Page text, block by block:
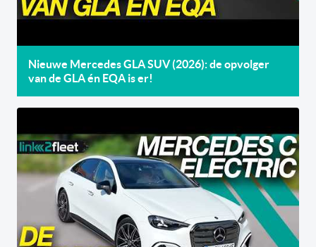
Nieuwe Mercedes GLA SUV (2026): de opvolger
van de GLA én EQA is er!